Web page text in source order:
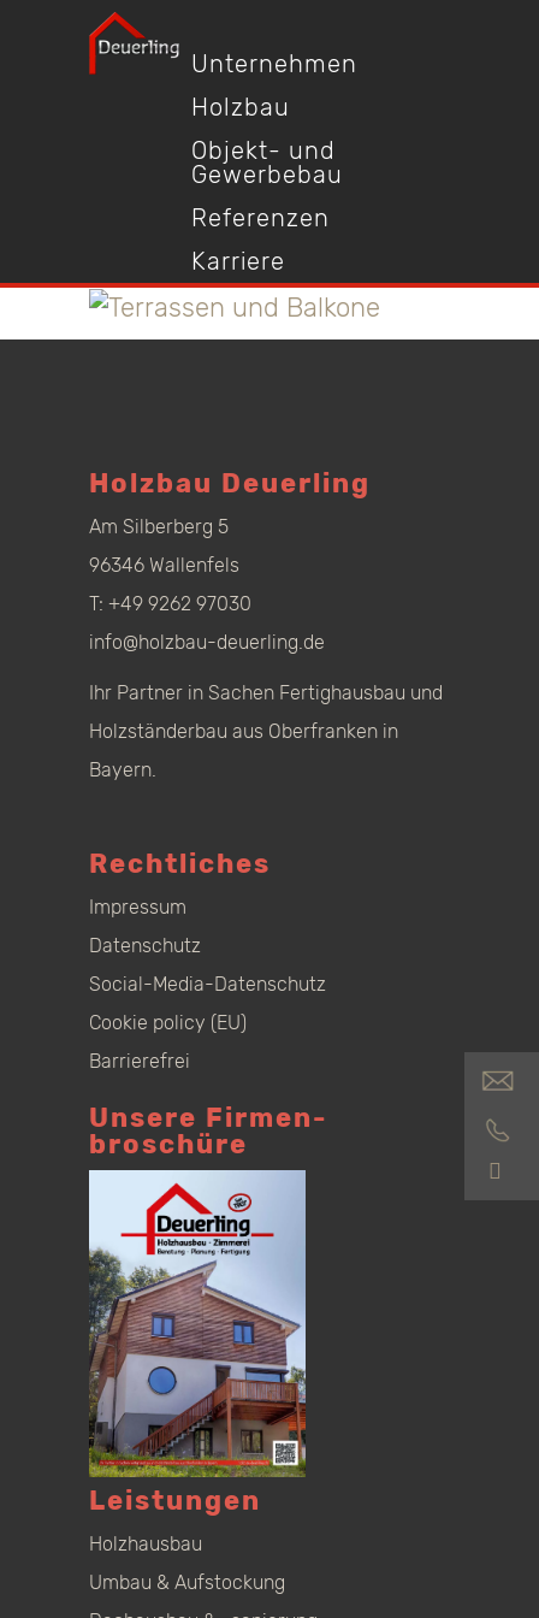
Unternehmen
Holzbau
Objekt- und
Gewerbebau
Referenzen
Karriere
Holzbau Deuerling
Am Silberberg 5
96346 Wallenfels
T: +49 9262 97030
info@holzbau-deuerling.de
Ihr Partner in Sachen Fertighausbau und
Holzständerbau aus Oberfranken in
Bayern.
Rechtliches
Impressum
Datenschutz
Social-Media-Datenschutz
Cookie policy (EU)
Barrierefrei
Unsere Firmen­
broschüre
Leistungen
Holzhausbau
Umbau & Aufstockung